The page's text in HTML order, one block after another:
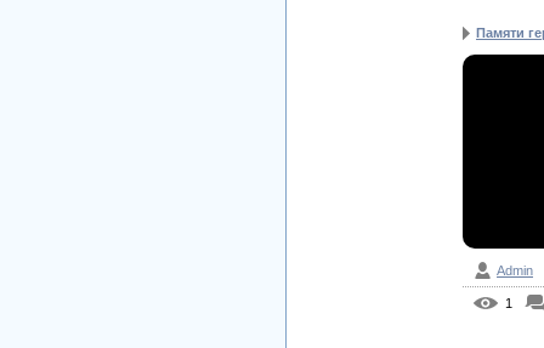
Памяти
Admin
1